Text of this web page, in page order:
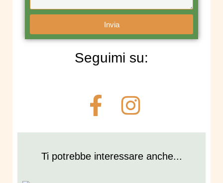
Invia
Seguimi su:
Ti potrebbe interessare anche...